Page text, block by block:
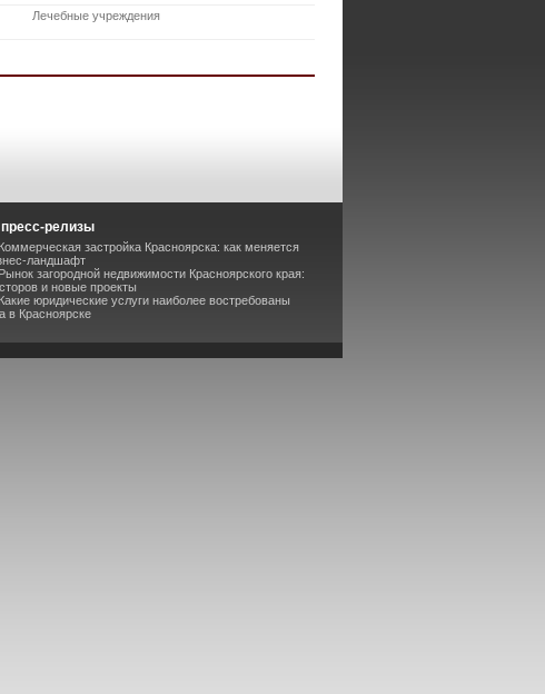
Лечебные учреждения
релизы
застройка Красноярска: как меняется
ландшафт
загородной недвижимости Красноярского края:
и новые проекты
юридические услуги наиболее востребованы
в Красноярске